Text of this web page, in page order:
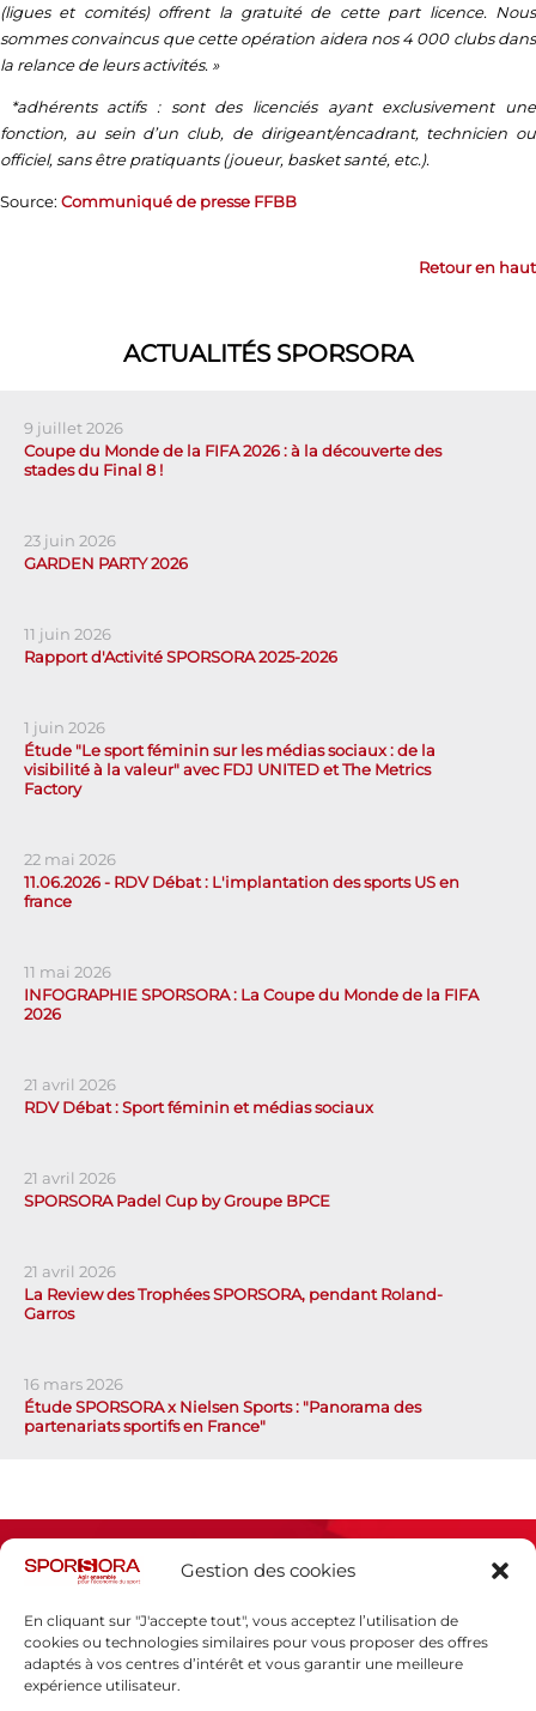
Gestion des cookies
En cliquant sur "J'accepte tout", vous acceptez l’utilisation de
cookies ou technologies similaires pour vous proposer des offres
adaptés à vos centres d’intérêt et vous garantir une meilleure
expérience utilisateur.
(ligues et comités) offrent la gratuité de cette part licence. Nous
sommes convaincus que cette opération aidera nos 4 000 clubs dans
la relance de leurs activités. »
*adhérents actifs : sont des licenciés ayant exclusivement une
fonction, au sein d’un club, de dirigeant/encadrant, technicien ou
officiel, sans être pratiquants (joueur, basket santé, etc.).
Source: Communiqué de presse FFBB
Retour en haut
ACTUALITÉS SPORSORA
9 juillet 2026
Coupe du Monde de la FIFA 2026 : à la découverte des
stades du Final 8 !
23 juin 2026
GARDEN PARTY 2026
11 juin 2026
Rapport d'Activité SPORSORA 2025-2026
1 juin 2026
Étude "Le sport féminin sur les médias sociaux : de la
visibilité à la valeur" avec FDJ UNITED et The Metrics
Factory
22 mai 2026
11.06.2026 - RDV Débat : L'implantation des sports US en
france
11 mai 2026
INFOGRAPHIE SPORSORA : La Coupe du Monde de la FIFA
2026
21 avril 2026
RDV Débat : Sport féminin et médias sociaux
21 avril 2026
SPORSORA Padel Cup by Groupe BPCE
21 avril 2026
La Review des Trophées SPORSORA, pendant Roland-
Garros
16 mars 2026
Étude SPORSORA x Nielsen Sports : "Panorama des
partenariats sportifs en France"
Espace presse